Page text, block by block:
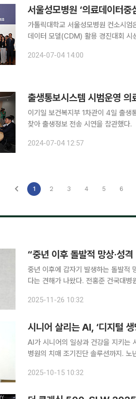
서울성모병원 ‘의료데이터
가톨릭대학교 서울성모병원 컨소시
데이터 모델(CDM) 활용 경진대회 시상식’을 개최했
터중심병원 지원사업의 일환으로 4
2024-07-04 14:00
출생통보시스템 시범운영
이기일 보건복지부 1차관이 4일 출생
찾아 출생정보 전송 시연을 참관했다.
2024-07-04 12:57
1 2 3 4 5 6
“중년 이후 돌발적 망상·성
중년 이후에 갑자기 발생하는 돌발적
다는 견해가 나왔다. 전홍준 건국대병원 정신건강의학과 노인클리닉 교수는 26일 “근거 없는 의심,
2025-11-26 10:32
시니어 살리는 AI, ‘디지털
AI가 시니어의 일상과 건강을 지키는
병원의 치매 조기진단 솔루션까지. 노년의
니어케어 AI 로봇’ 공동개발을 위한
2025-10-15 10:32